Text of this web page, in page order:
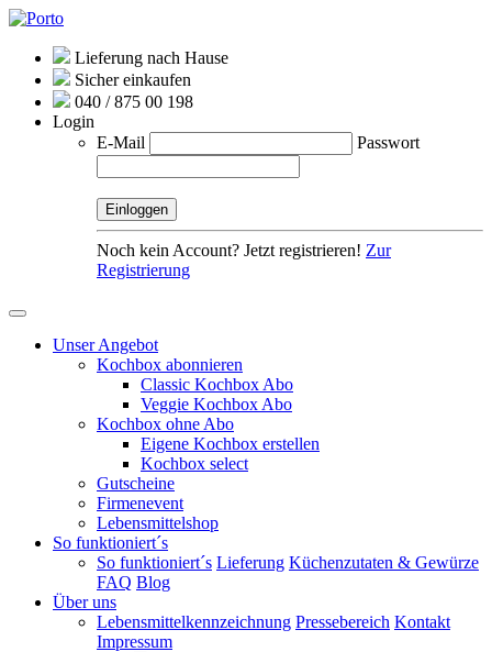
Lieferung nach Hause
Sicher einkaufen
040 / 875 00 198
Login
E-Mail
Passwort
Noch kein Account? Jetzt registrieren! Zur
Registrierung
Unser Angebot
Kochbox abonnieren
Classic Kochbox Abo
Veggie Kochbox Abo
Kochbox ohne Abo
Eigene Kochbox erstellen
Kochbox select
Gutscheine
Firmenevent
Lebensmittelshop
So funktioniert´s
So funktioniert´s Lieferung Küchenzutaten & Gewürze
FAQ Blog
Über uns
Lebensmittelkennzeichnung Pressebereich Kontakt
Impressum